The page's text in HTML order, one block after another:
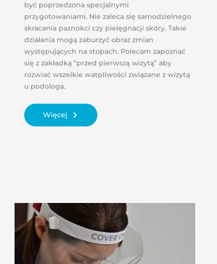
być poprzedzona specjalnymi
przygotowaniami. Nie zaleca się samodzielnego
skracania paznokci czy pielęgnacji skóry. Takie
działania mogą zaburzyć obraz zmian
występujących na stopach. Polecam zapoznać
się z zakładką “przed pierwszą wizytą” aby
rozwiać wszelkie watpliwości związane z wizytą
u podologa.
Więcej